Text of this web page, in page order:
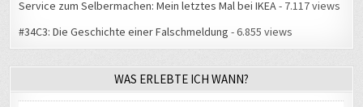
August 2026
F
1 2
3 4 5 6 7 8 9